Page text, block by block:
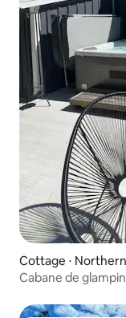
Cottage ⋅
Cabane de